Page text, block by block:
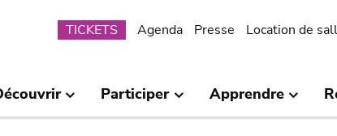
Submenu
TICKETS Agenda Presse Location de
Participer Apprendre